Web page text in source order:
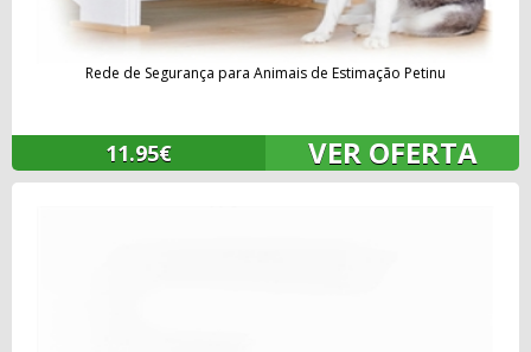
Rede de Segurança para Animais de Estimação Petinu
11.95€ VER OFERTA